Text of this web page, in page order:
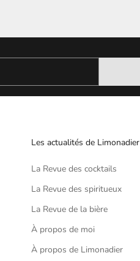
Les actualités de Limonadier
La Revue des cocktails
La Revue des spiritueux
La Revue de la bière
À propos de moi
À propos de Limonadier